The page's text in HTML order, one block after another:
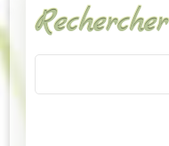
Rechercher